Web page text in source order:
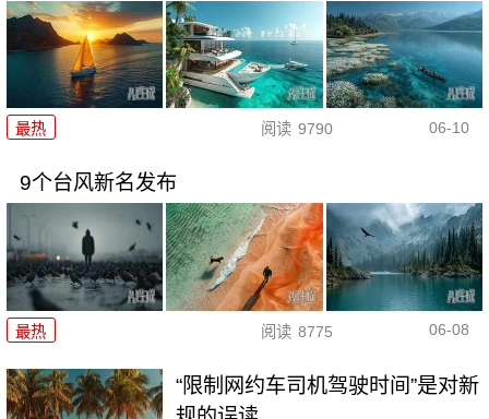
最热 阅读 9790 06-10
9个台风新名发布
最热 阅读 8775 06-08
“限制网约车司机驾驶时间”是对新